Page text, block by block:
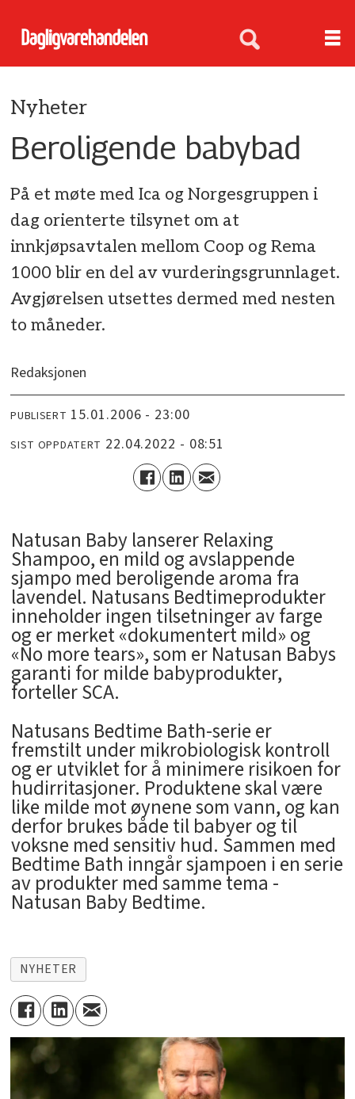
Nyheter
Beroligende babybad
På et møte med Ica og Norgesgruppen i
dag orienterte tilsynet om at
innkjøpsavtalen mellom Coop og Rema
1000 blir en del av vurderingsgrunnlaget.
Avgjørelsen utsettes dermed med nesten
to måneder.
Redaksjonen
PUBLISERT 15.01.2006 - 23:00
SIST OPPDATERT 22.04.2022 - 08:51
Natusan Baby lanserer Relaxing
Shampoo, en mild og avslappende
sjampo med beroligende aroma fra
lavendel. Natusans Bedtimeprodukter
inneholder ingen tilsetninger av farge
og er merket «dokumentert mild» og
«No more tears», som er Natusan Babys
garanti for milde babyprodukter,
forteller SCA.
Natusans Bedtime Bath-serie er
fremstilt under mikrobiologisk kontroll
og er utviklet for å minimere risikoen for
hudirritasjoner. Produktene skal være
like milde mot øynene som vann, og kan
derfor brukes både til babyer og til
voksne med sensitiv hud. Sammen med
Bedtime Bath inngår sjampoen i en serie
av produkter med samme tema -
Natusan Baby Bedtime.
NYHETER